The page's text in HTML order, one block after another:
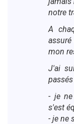
notre
A
mon
J'ai
- je
s'est
- je ne